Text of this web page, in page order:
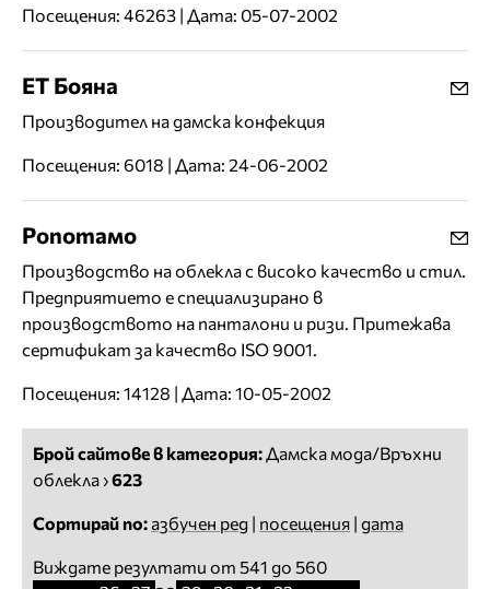
Посещения: 46263 | Дата: 05-07-2002
ЕТ Бояна
Производител на дамска конфекция
Посещения: 6018 | Дата: 24-06-2002
Ропотамо
Производство на облекла с високо качество и стил.
Предприятието е специализирано в
производството на панталони и ризи. Притежава
сертификат за качество ISO 9001.
Посещения: 14128 | Дата: 10-05-2002
Брой сайтове в категория:Дамска мода/Връхни
облекла›623
Сортирай по: азбучен ред | посещения | дата
Виждате резултати от 541 до 560